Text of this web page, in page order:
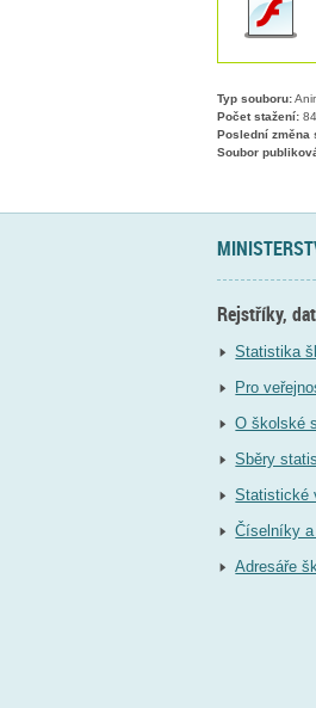
Typ souboru:
Počet stažení:
Poslední změna
Soubor
Rejstříky,
Statistika
Pro
O školské
Sběry
Statistické
Číselníky
Adresáře